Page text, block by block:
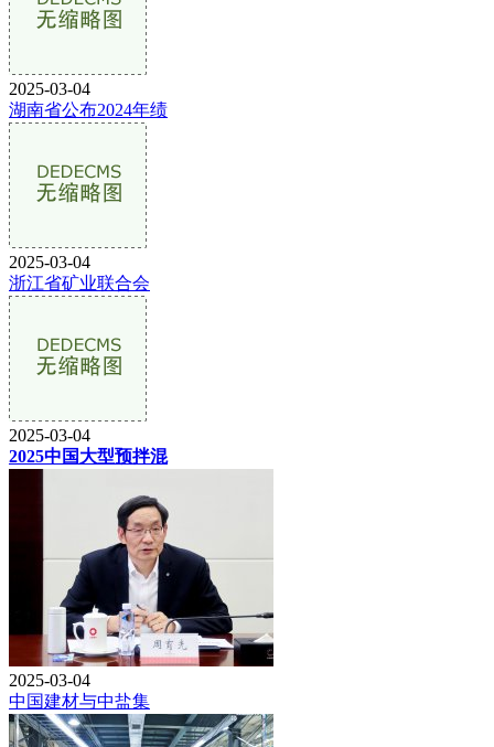
2025-03-04
湖南省公布2024年绩
2025-03-04
浙江省矿业联合会
2025-03-04
2025中国大型预拌混
2025-03-04
中国建材与中盐集